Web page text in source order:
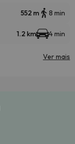
552 m 8 min
1.2 km 4 min
Ver mais